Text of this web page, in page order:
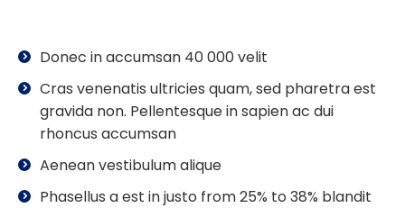
Donec in accumsan 40 000 velit
Cras venenatis ultricies quam, sed pharetra est
gravida non. Pellentesque in sapien ac dui
rhoncus accumsan
Aenean vestibulum alique
Phasellus a est in justo from 25% to 38% blandit